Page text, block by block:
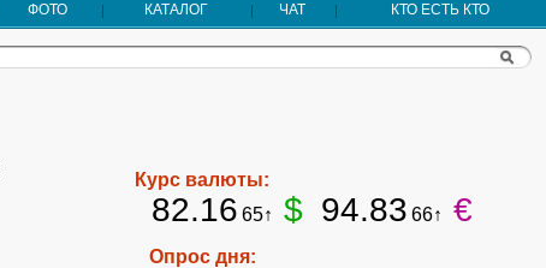
ФОТО КАТАЛОГ ЧАТ КТО ЕСТЬ КТО
Курс валюты:
82.16 65↑ $ 94.83 66↑ €
Опрос дня: